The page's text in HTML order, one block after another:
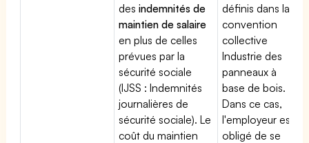
desindemnités de
maintien de salaire
en plus de celles
prévues par la
sécurité sociale
(IJSS : Indemnités
journalières de
sécurité sociale). Le
coût du maintien
définis dans la
convention
collective
Industrie des
panneaux à
base de bois.
Dans ce cas,
l'employeur est
obligé de se